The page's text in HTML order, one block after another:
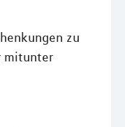
zu
mitunter